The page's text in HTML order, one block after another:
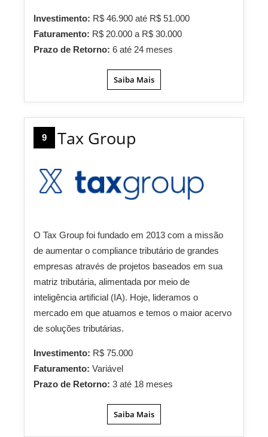
Investimento: R$ 46.900 até R$ 51.000
Faturamento: R$ 20.000 a R$ 30.000
Prazo de Retorno: 6 até 24 meses
Saiba Mais
9 Tax Group
O Tax Group foi fundado em 2013 com a missão
de aumentar o compliance tributário de grandes
empresas através de projetos baseados em sua
matriz tributária, alimentada por meio de
inteligência artificial (IA). Hoje, lideramos o
mercado em que atuamos e temos o maior acervo
de soluções tributárias.
Investimento: R$ 75.000
Faturamento: Variável
Prazo de Retorno: 3 até 18 meses
Saiba Mais